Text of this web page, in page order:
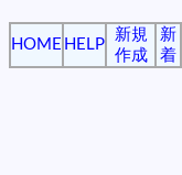
HOME HELP
新規
作成
新
着